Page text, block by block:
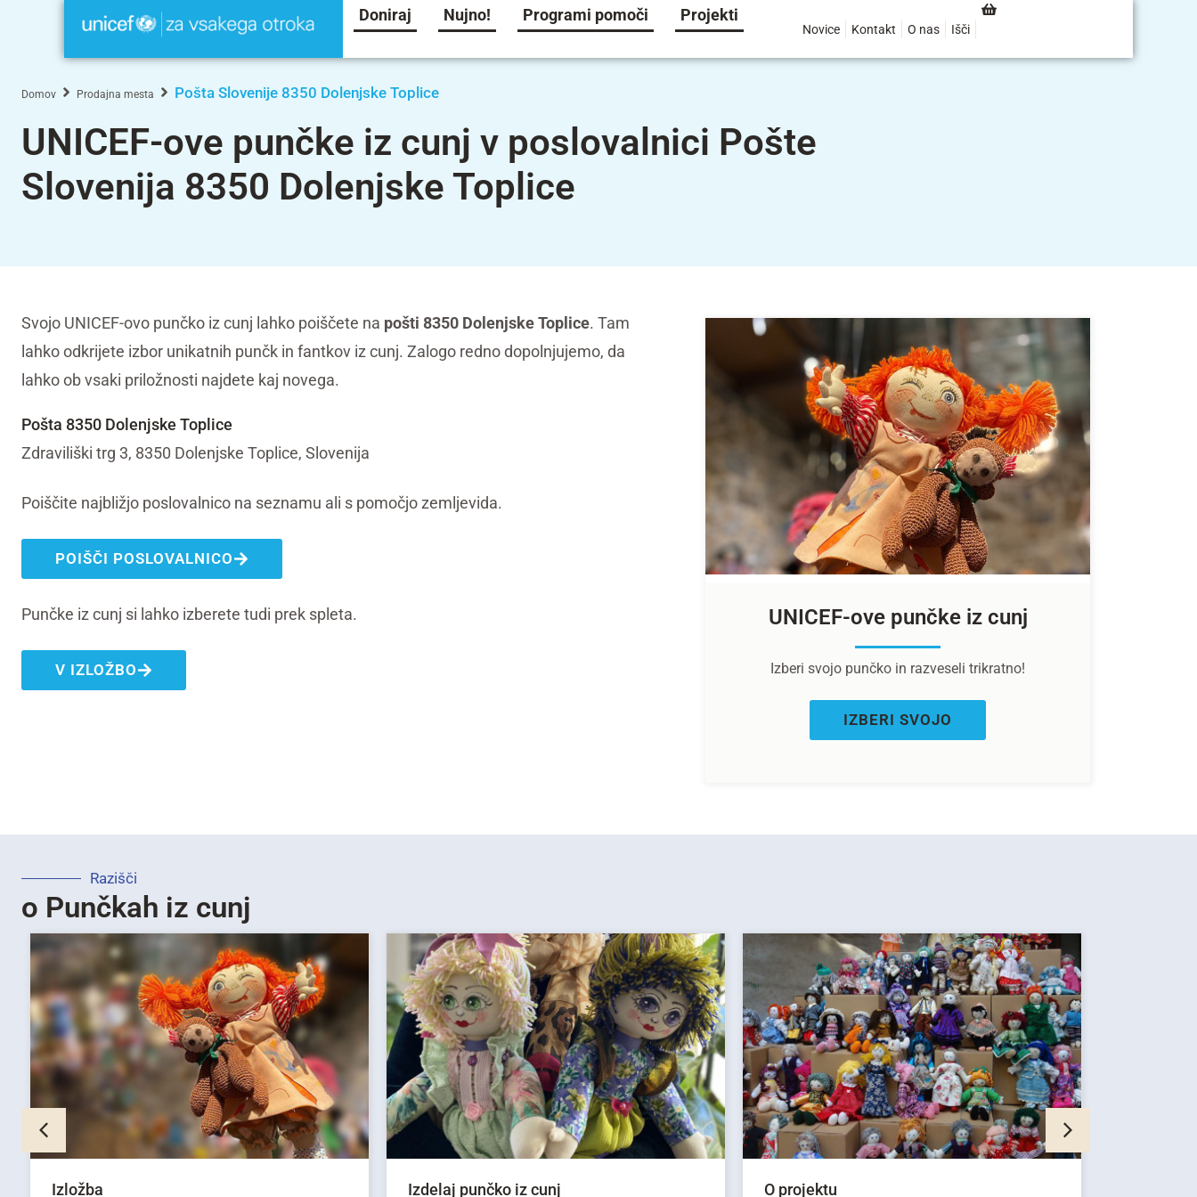
Doniraj Nujno! Programi pomoči Projekti
Novice Kontakt O nas Išči
Domov Prodajna mesta Pošta Slovenije 8350 Dolenjske Toplice
UNICEF-ove punčke iz cunj v poslovalnici Pošte
Slovenija 8350 Dolenjske Toplice
Svojo UNICEF-ovo punčko iz cunj lahko poiščete na pošti 8350 Dolenjske Toplice. Tam
lahko odkrijete izbor unikatnih punčk in fantkov iz cunj. Zalogo redno dopolnjujemo, da
lahko ob vsaki priložnosti najdete kaj novega.
Pošta 8350 Dolenjske Toplice
Zdraviliški trg 3, 8350 Dolenjske Toplice, Slovenija
Poiščite najbližjo poslovalnico na seznamu ali s pomočjo zemljevida.
POIŠČI POSLOVALNICO
Punčke iz cunj si lahko izberete tudi prek spleta.
V IZLOŽBO
UNICEF-ove punčke iz cunj
Izberi svojo punčko in razveseli trikratno!
IZBERI SVOJO
Razišči
o Punčkah iz cunj
Izložba Izdelaj punčko iz cunj O projektu